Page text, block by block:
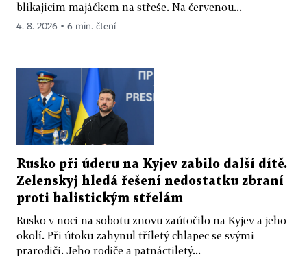
blikajícím majáčkem na střeše. Na červenou...
4. 8. 2026 ▪ 6 min. čtení
Rusko při úderu na Kyjev zabilo další dítě.
Zelenskyj hledá řešení nedostatku zbraní
proti balistickým střelám
Rusko v noci na sobotu znovu zaútočilo na Kyjev a jeho
okolí. Při útoku zahynul tříletý chlapec se svými
prarodiči. Jeho rodiče a patnáctiletý...